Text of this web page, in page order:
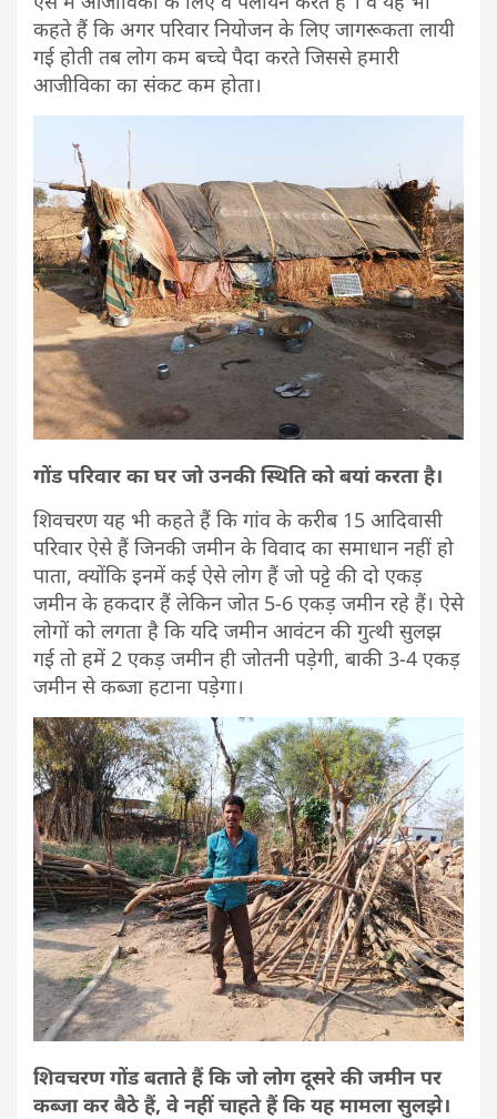
कहते हैं कि अगर परिवार नियोजन के लिए जागरूकता लायी
गई होती तब लोग कम बच्चे पैदा करते जिससे हमारी
आजीविका का संकट कम होता।
गोंड परिवार का घर जो उनकी स्थिति को बयां करता है।
शिवचरण यह भी कहते हैं कि गांव के करीब 15 आदिवासी
परिवार ऐसे हैं जिनकी जमीन के विवाद का समाधान नहीं हो
पाता, क्योंकि इनमें कई ऐसे लोग हैं जो पट्टे की दो एकड़
जमीन के हकदार हैं लेकिन जोत 5-6 एकड़ जमीन रहे हैं। ऐसे
लोगों को लगता है कि यदि जमीन आवंटन की गुत्थी सुलझ
गई तो हमें 2 एकड़ जमीन ही जोतनी पड़ेगी, बाकी 3-4 एकड़
जमीन से कब्जा हटाना पड़ेगा।
शिवचरण गोंड बताते हैं कि जो लोग दूसरे की जमीन पर
कब्जा कर बैठे हैं, वे नहीं चाहते हैं कि यह मामला सुलझे।